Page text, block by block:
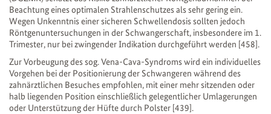
Beachtung eines optimalen Strahlenschutzes als sehr gering ein.
Wegen Unkenntnis einer sicheren Schwellendosis sollten jedoch
Röntgenuntersuchungen in der Schwangerschaft, insbesondere im 1.
Trimester, nur bei zwingender Indikation durchgeführt werden [458].
Zur Vorbeugung des sog. Vena-Cava-Syndroms wird ein individuelles
Vorgehen bei der Positionierung der Schwangeren während des
zahnärztlichen Besuches empfohlen, mit einer mehr sitzenden oder
halb liegenden Position einschließlich gelegentlicher Umlagerungen
oder Unterstützung der Hüfte durch Polster [439].